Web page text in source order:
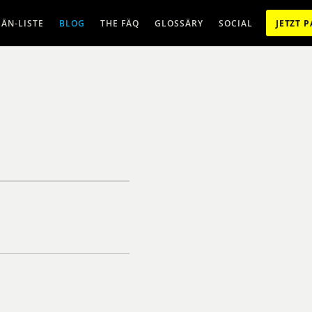
LISTE BLOG THE FÄQ GLOSSÄRY SOCIAL JETZT